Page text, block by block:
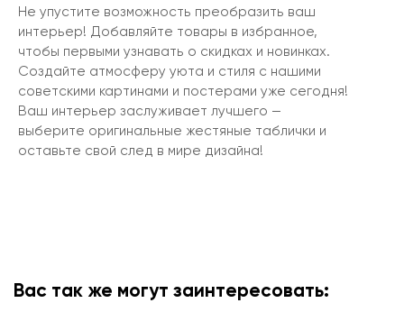
Не упустите возможность преобразить ваш
интерьер! Добавляйте товары в избранное,
чтобы первыми узнавать о скидках и новинках.
Создайте атмосферу уюта и стиля с нашими
советскими картинами и постерами уже сегодня!
Ваш интерьер заслуживает лучшего —
выберите оригинальные жестяные таблички и
оставьте свой след в мире дизайна!
Вас так же могут заинтересовать: